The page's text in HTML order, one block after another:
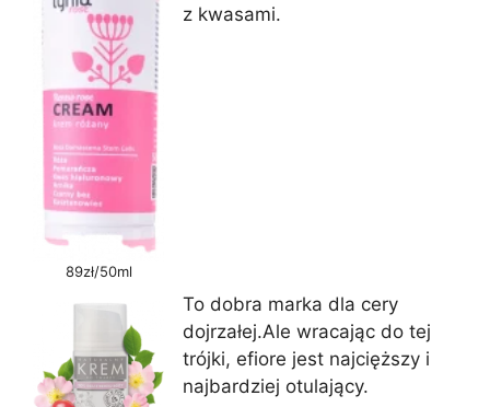
89zł/50ml
z kwasami.
To dobra marka dla cery
dojrzałej.Ale wracając do tej
trójki, efiore jest najcięższy i
najbardziej otulający.